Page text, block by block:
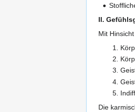
II.
Mit
Die